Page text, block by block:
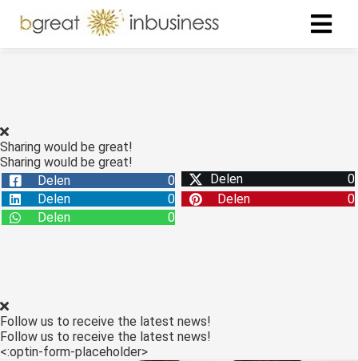
Sharing would be great!
Sharing would be great!
Delen
0 Delen
0
Delen
0 Delen
0
Delen
0
Follow us to receive the latest news!
Follow us to receive the latest news!
<:optin-form-placeholder>